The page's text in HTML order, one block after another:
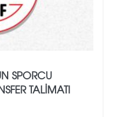
SPORCU
TALIMATI